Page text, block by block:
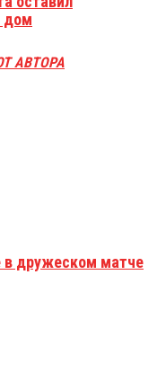
дом
АВТОРА
в дружеском матче